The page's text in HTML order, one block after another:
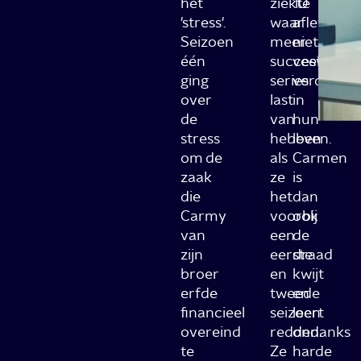
'stress'.
Seizoen
één
ging
over
de
stress
om de
zaak
die
Carmy
van
zijn
broer
erfde
financieel
overeind
te
waar
meer
succesvolle
series
last
van
hebben
als
ze
het
voorbij
een
eerste
en
tweede
seizoen
redden.
Ze
niet
veel
verder
in
hun
leven.
Carmen
is
dan
ook
de
draad
kwijt
en
leert
ondanks
harde